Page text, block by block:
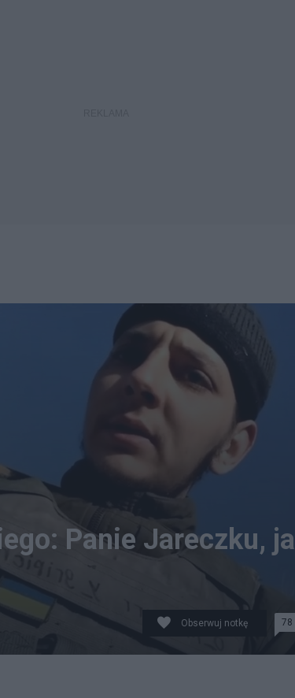
Panie Jareczku, ja
Obserwuj notkę 78